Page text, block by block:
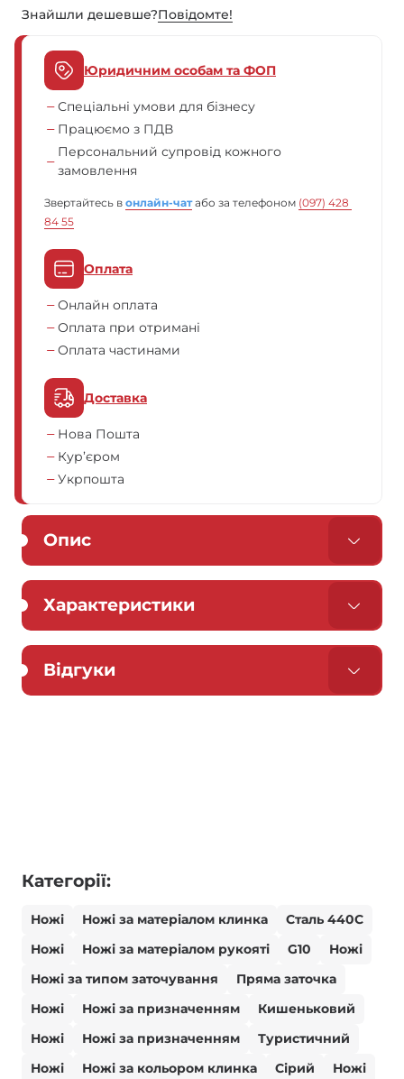
Знайшли дешевше?Повiдомте!
Юридичним особам та ФОП
Спеціальні умови для бізнесу
Працюємо з ПДВ
Персональний супровід кожного
замовлення
Звертайтесь в онлайн-чат або за телефоном (097) 428
84 55
Оплата
Онлайн оплата
Оплата при отримані
Оплата частинами
Доставка
Нова Пошта
Кур’єром
Укрпошта
Опис
Характеристики
Відгуки
Категорії:
Ножі Ножі за матеріалом клинка
Сталь 440С
Ножі
Ножі за матеріалом рукояті G10
Ножі
Ножі за типом заточування
Пряма заточка
Ножі
Ножі за призначенням
Кишеньковий
Ножі
Ножі за призначенням
Туристичний
Ножі
Ножі за кольором клинка Сірий
Ножі